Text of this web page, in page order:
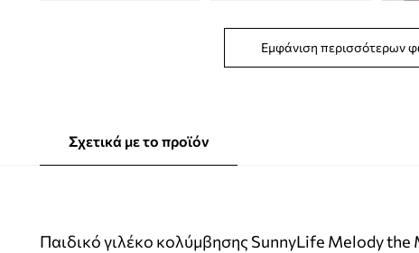
Εμφάνιση περισσότερων
Σχετικά με το προϊόν
Παιδικό γιλέκο κολύμβησης SunnyLife Melody the